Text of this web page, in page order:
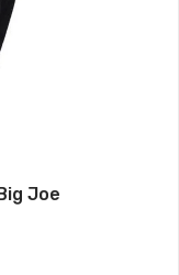
Joe